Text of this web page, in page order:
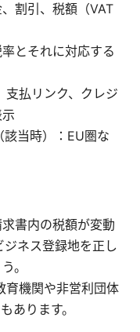
割引、税額（VAT
とそれに対応する
支払リンク、クレジ
該当時）：EU圏な
書内の税額が変動
ジネス登録地を正し
。
育機関や非営利団体
あります。